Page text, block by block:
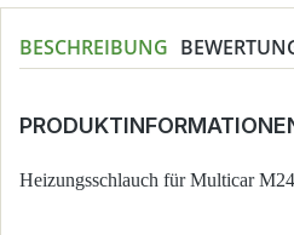
BESCHREIBUNG
Heizungsschlauch für Multicar